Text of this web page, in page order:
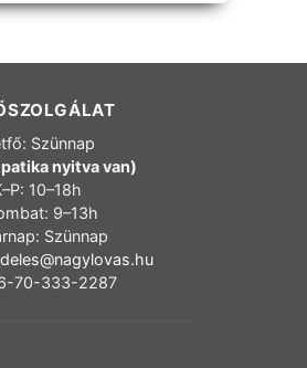
Szünnap
nyitva van)
10–18h
9–13h
Szünnap
70-333-2287